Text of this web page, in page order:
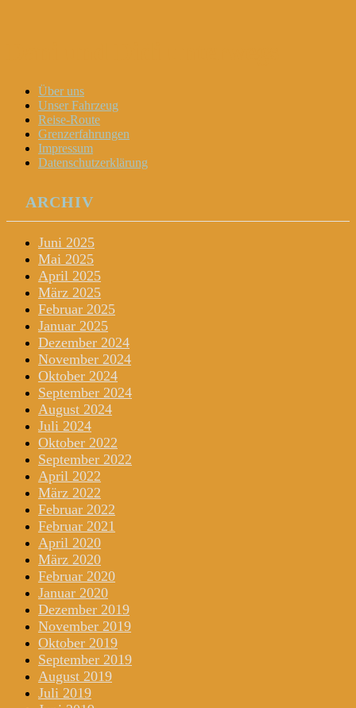
Menu
Widgets
Search
Skip
content
Über uns
Unser Fahrzeug
Reise-Route
Grenzerfahrungen
Impressum
Datenschutzerklärung
ARCHIV
Juni 2025
Mai 2025
April 2025
März 2025
Februar 2025
Januar 2025
Dezember 2024
November 2024
Oktober 2024
September 2024
August 2024
Juli 2024
Oktober 2022
September 2022
April 2022
März 2022
Februar 2022
Februar 2021
April 2020
März 2020
Februar 2020
Januar 2020
Dezember 2019
November 2019
Oktober 2019
September 2019
August 2019
Juli 2019